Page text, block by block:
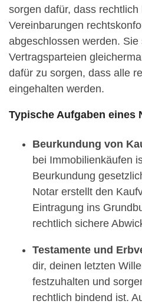
sorgen dafür, dass rechtlich
Vereinbarungen
abgeschlossen werden.
Vertragsparteien
dafür zu sorgen, dass alle
eingehalten werden.
Typische Aufgaben eines
Beurkundung von
bei Immobilienkäufen
Beurkundung
Notar erstellt den
Eintragung ins
rechtlich sichere
Testamente und
dir, deinen letzten
festzuhalten und
rechtlich bindend ist.